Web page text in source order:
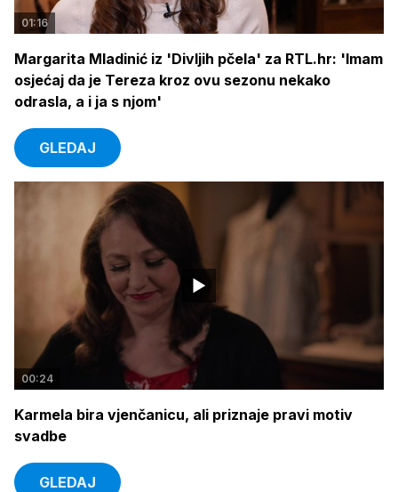
01:16
Margarita Mladinić iz 'Divljih pčela' za RTL.hr: 'Imam
osjećaj da je Tereza kroz ovu sezonu nekako
odrasla, a i ja s njom'
GLEDAJ
00:24
Karmela bira vjenčanicu, ali priznaje pravi motiv
svadbe
GLEDAJ